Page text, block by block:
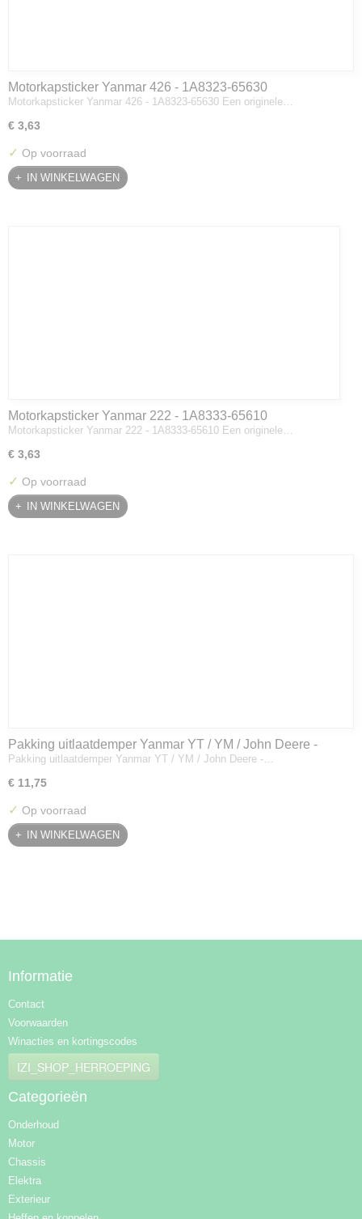
Motorkapsticker Yanmar 426 - 1A8323-65630
Motorkapsticker Yanmar 426 - 1A8323-65630 Een originele…
€ 3,63
✓ Op voorraad
IN WINKELWAGEN
Motorkapsticker Yanmar 222 - 1A8333-65610
Motorkapsticker Yanmar 222 - 1A8333-65610 Een originele…
€ 3,63
✓ Op voorraad
IN WINKELWAGEN
Pakking uitlaatdemper Yanmar YT / YM / John Deere -
128300-13230
Pakking uitlaatdemper Yanmar YT / YM / John Deere -…
€ 11,75
✓ Op voorraad
IN WINKELWAGEN
Informatie
Contact
Voorwaarden
Winacties en kortingscodes
IZI_SHOP_HERROEPING
Categorieën
Onderhoud
Motor
Chassis
Elektra
Exterieur